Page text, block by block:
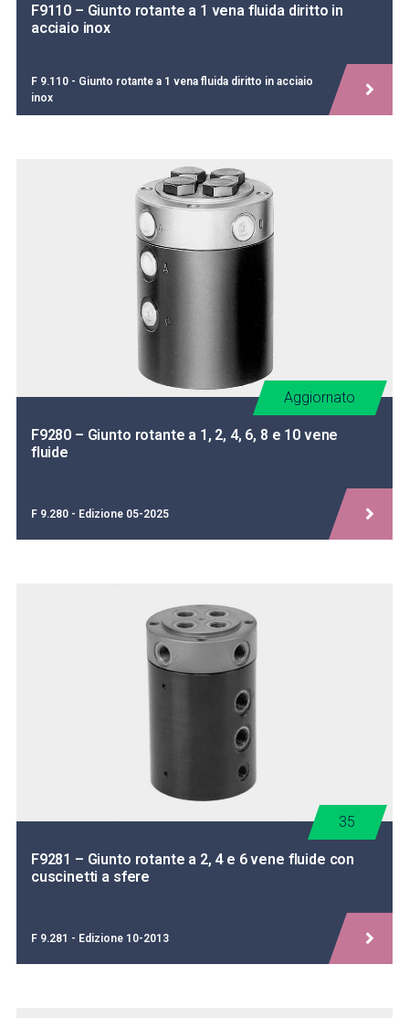
F9110 – Giunto rotante a 1 vena fluida diritto in
acciaio inox
F 9.110 - Giunto rotante a 1 vena fluida diritto in acciaio
inox
F9280 – Giunto rotante a 1, 2, 4, 6, 8 e 10 vene
fluide
Aggiornato
F 9.280 - Edizione 05-2025
F9281 – Giunto rotante a 2, 4 e 6 vene fluide con
cuscinetti a sfere
35
F 9.281 - Edizione 10-2013